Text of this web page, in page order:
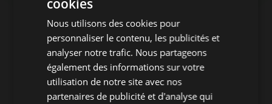
TOURÉ
:
UN
ALBUM
RAP
ET
SONORITÉS
cookies
Nous utilisons des cookies pour
personnaliser le contenu, les publicités et
analyser notre trafic. Nous partageons
également des informations sur votre
utilisation de notre site avec nos
partenaires de publicité et d'analyse qui